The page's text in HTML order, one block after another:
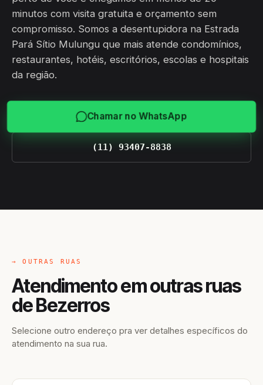
minutos com visita gratuita e orçamento sem
compromisso. Somos a desentupidora na Estrada
Pará Sítio Mulungu que mais atende condomínios,
restaurantes, hotéis, escritórios, escolas e hospitais
da região.
Chamar no WhatsApp
(11) 93407-8838
→ OUTRAS RUAS
Atendimento em outras ruas
de Bezerros
Selecione outro endereço pra ver detalhes específicos do
atendimento na sua rua.